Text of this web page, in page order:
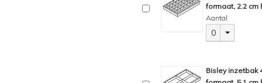
formaat, 2.2 cm
Aantal
0
Bisley inzetbak